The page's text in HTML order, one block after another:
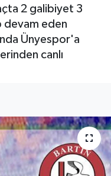
2 galibiyet 3
devam eden
Ünyespor'a
canlı